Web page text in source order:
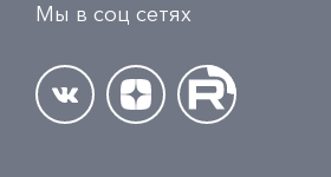
Мы в соц сетях